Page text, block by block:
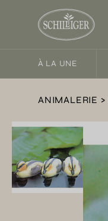
À LA UNE
ANIMALERIE